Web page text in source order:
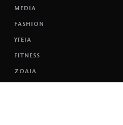
MEDIA
FASHION
ΥΓΕΙΑ
FITNESS
ΖΩΔΙΑ